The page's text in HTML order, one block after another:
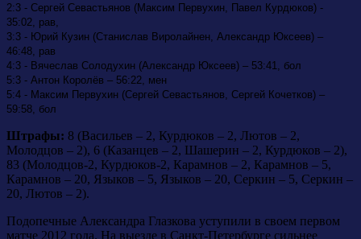
2:3 - Сергей Севастьянов (Максим Первухин, Павел Курдюков) -
35:02, рав,
3:3 - Юрий Кузин (Станислав Виролайнен, Александр Юксеев) –
46:48, рав
4:3 - Вячеслав Солодухин (Александр Юксеев) – 53:41, бол
5:3 - Антон Королёв – 56:22, мен
5:4 - Максим Первухин (Сергей Севастьянов, Сергей Кочетков) –
59:58, бол
Штрафы: 8 (Васильев – 2, Курдюков – 2, Лютов – 2,
Молодцов – 2), 6 (Казанцев – 2, Шашерин – 2, Курдюков – 2),
83 (Молодцов-2, Курдюков-2, Карамнов – 2, Карамнов – 5,
Карамнов – 20, Языков – 5, Языков – 20, Серкин – 5, Серкин –
20, Лютов – 2).
Подопечные Александра Глазкова уступили в своем первом
матче 2012 года. На выезде в Санкт-Петербурге сильнее